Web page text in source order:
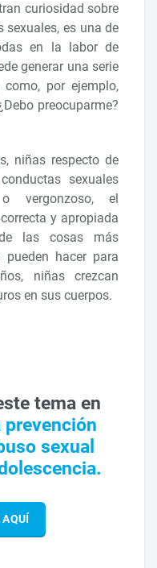
curiosidad sobre
sexuales, es una de
en la labor de
generar una serie
como, por ejemplo,
preocuparme?
niñas respecto de
sexuales
vergonzoso, el
y apropiada
las cosas más
hacer para
niñas crezcan
en sus cuerpos.
tema en
prevención
sexual